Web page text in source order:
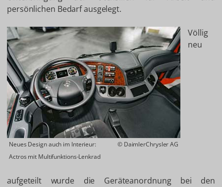
persönlichen Bedarf ausgelegt.
Neues Design auch im Interieur:
© DaimlerChrysler AG
Actros mit Multifunktions-Lenkrad
Völlig
neu
aufgeteilt wurde die Geräteanordnung bei den